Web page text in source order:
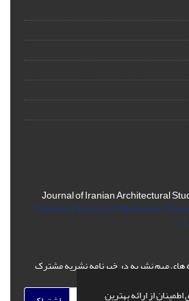
از ارائه بهترین
Journal of Iranian Architectural
Creative Commons Attribution-
های مهم نشریه در خبرنامه نشریه مشترک